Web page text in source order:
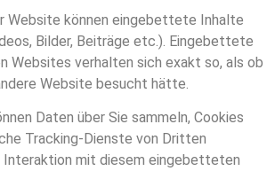
Website können eingebettete Inhalte
Bilder, Beiträge etc.). Eingebettete
Websites verhalten sich exakt so, als ob
Website besucht hätte.
Daten über Sie sammeln, Cookies
Tracking-Dienste von Dritten
Interaktion mit diesem eingebetteten